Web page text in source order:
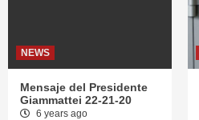
NEWS
Mensaje del Presidente
Giammattei 22-21-20
6 years ago